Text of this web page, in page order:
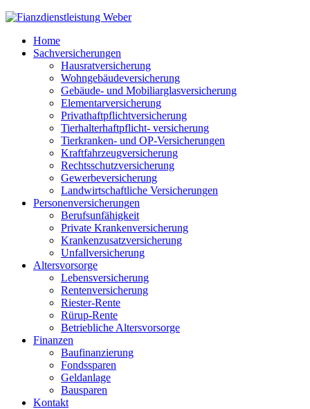
Home
Sachversicherungen
Hausratversicherung
Wohngebäudeversicherung
Gebäude- und Mobiliarglasversicherung
Elementarversicherung
Privathaftpflichtversicherung
Tierhalterhaftpflicht- versicherung
Tierkranken- und OP-Versicherungen
Kraftfahrzeugversicherung
Rechtsschutzversicherung
Gewerbeversicherung
Landwirtschaftliche Versicherungen
Personenversicherungen
Berufsunfähigkeit
Private Krankenversicherung
Krankenzusatzversicherung
Unfallversicherung
Altersvorsorge
Lebensversicherung
Rentenversicherung
Riester-Rente
Rürup-Rente
Betriebliche Altersvorsorge
Finanzen
Baufinanzierung
Fondssparen
Geldanlage
Bausparen
Kontakt